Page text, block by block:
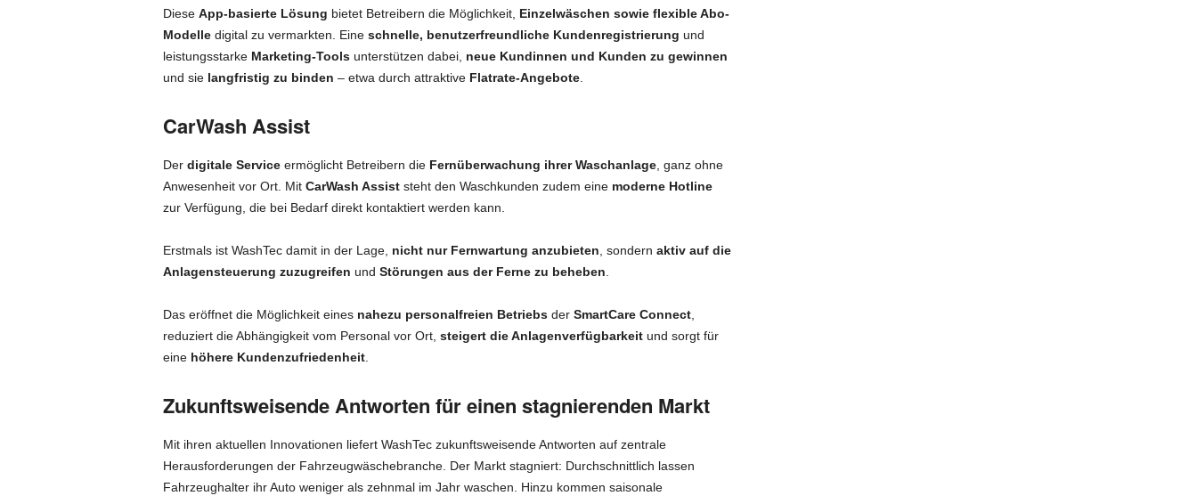
Diese App-basierte Lösung bietet Betreibern die Möglichkeit, Einzelwäschen sowie flexible Abo-
Modelledigital zu vermarkten. Eine schnelle, benutzerfreundliche Kundenregistrierung und
leistungsstarke Marketing-Toolsunterstützen dabei, neue Kundinnen und Kunden zu gewinnen
und sie langfristig zu binden – etwa durch attraktive Flatrate-Angebote.
CarWash Assist
Der digitale Serviceermöglicht Betreibern die Fernüberwachung ihrer Waschanlage, ganz ohne
Anwesenheit vor Ort. Mit CarWash Assiststeht den Waschkunden zudem eine moderne Hotline
zur Verfügung, die bei Bedarf direkt kontaktiert werden kann.
Erstmals ist WashTec damit in der Lage, nicht nur Fernwartung anzubieten , sondern aktiv auf die
Anlagensteuerung zuzugreifen und Störungen aus der Ferne zu beheben
Das eröffnet die Möglichkeit eines nahezu personalfreien Betriebsder SmartCare Connect,
reduziert die Abhängigkeit vom Personal vor Ort, steigert die Anlagenverfügbarkeitund sorgt für
eine höhere Kundenzufriedenheit.
Zukunftsweisende Antworten für einen stagnierenden Markt
Mit ihren aktuellen Innovationen liefert WashTec zukunftsweisende Antworten auf zentrale
Herausforderungen der Fahrzeugwäschebranche. Der Markt stagniert: Durchschnittlich lassen
Fahrzeughalter ihr Auto weniger als zehnmal im Jahr waschen. Hinzu kommen saisonale